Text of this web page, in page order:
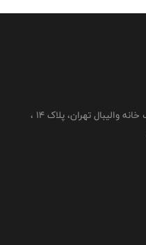
تهران - بلوار کشاورز، خیابان حجاب، جنب خانه والیبال تهران، پلاک 14 ،